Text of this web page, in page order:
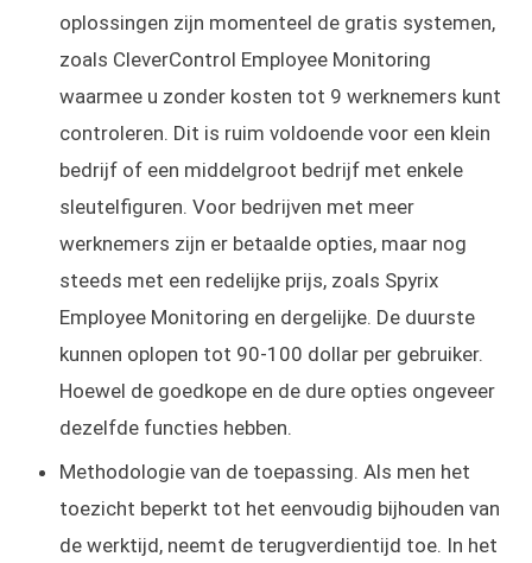
oplossingen zijn momenteel de gratis systemen,
zoals CleverControl Employee Monitoring
waarmee u zonder kosten tot 9 werknemers kunt
controleren. Dit is ruim voldoende voor een klein
bedrijf of een middelgroot bedrijf met enkele
sleutelfiguren. Voor bedrijven met meer
werknemers zijn er betaalde opties, maar nog
steeds met een redelijke prijs, zoals Spyrix
Employee Monitoring en dergelijke. De duurste
kunnen oplopen tot 90-100 dollar per gebruiker.
Hoewel de goedkope en de dure opties ongeveer
dezelfde functies hebben.
Methodologie van de toepassing. Als men het
toezicht beperkt tot het eenvoudig bijhouden van
de werktijd, neemt de terugverdientijd toe. In het